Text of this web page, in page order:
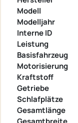
Modell
Modelljahr
Interne ID
Leistung
Basisfahrzeug
Motorisierung
Kraftstoff
Getriebe
Schlafplätze
Gesamtlänge